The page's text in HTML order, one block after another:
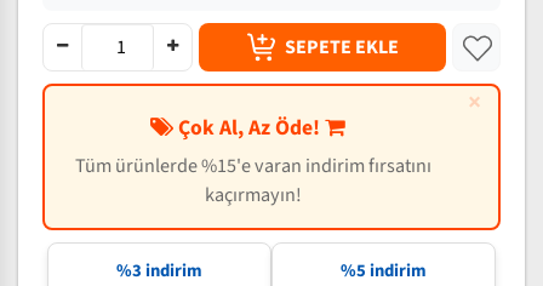
SEPETE EKLE
×
Çok Al, Az Öde!
Tüm ürünlerde %15'e varan indirim fırsatını
kaçırmayın!
%3 indirim %5 indirim